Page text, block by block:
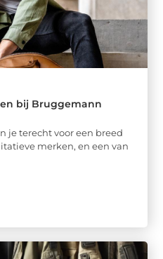
bij Bruggemann
je terecht voor een breed
merken, en een van